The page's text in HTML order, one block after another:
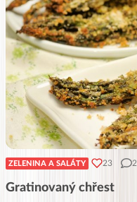
ZELENINA A SALÁTY 23 2
Gratinovaný chřest